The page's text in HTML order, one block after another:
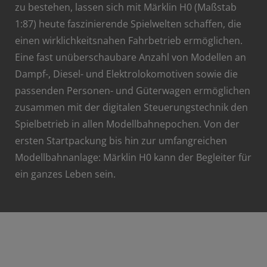
zu bestehen, lassen sich mit Märklin H0 (Maßstab
1:87) heute faszinierende Spielwelten schaffen, die
einen wirklichkeitsnahen Fahrbetrieb ermöglichen.
Eine fast unüberschaubare Anzahl von Modellen an
Dampf-, Diesel- und Elektrolokomotiven sowie die
passenden Personen- und Güterwagen ermöglichen
zusammen mit der digitalen Steuerungstechnik den
Spielbetrieb in allen Modellbahnepochen. Von der
ersten Startpackung bis hin zur umfangreichen
Modellbahnanlage: Märklin H0 kann der Begleiter für
ein ganzes Leben sein.